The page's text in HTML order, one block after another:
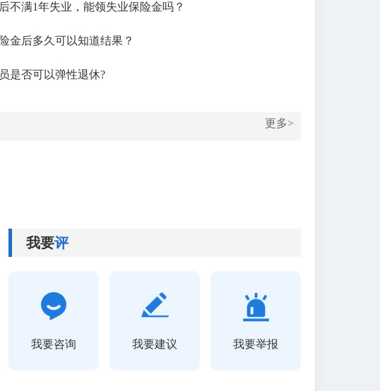
不满1年失业，能领失业保险金吗？
金后多久可以知道结果？
是否可以弹性退休?
更多>
事业单位特设岗位核准
市（州）、县（市、区）事业单位公开招聘方案核准
我要评
我要咨询 我要建议 我要举报